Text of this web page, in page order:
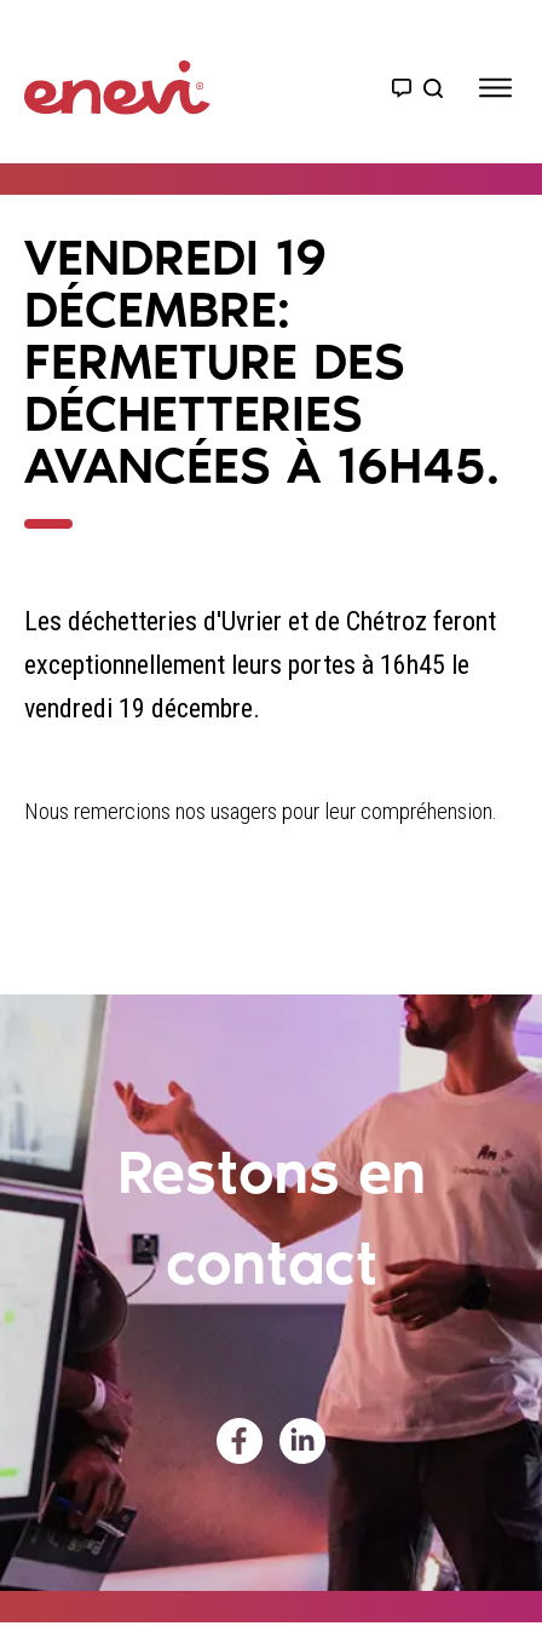
VENDREDI 19
DÉCEMBRE:
FERMETURE DES
DÉCHETTERIES
AVANCÉES À 16H45.
Les déchetteries d'Uvrier et de Chétroz feront
exceptionnellement leurs portes à 16h45 le
vendredi 19 décembre.
Nous remercions nos usagers pour leur compréhension.
Restons en
contact